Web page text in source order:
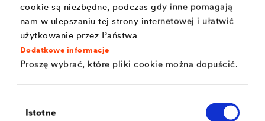
cookie są niezbędne, podczas gdy inne pomagają
nam w ulepszaniu tej strony internetowej i ułatwić
użytkowanie przez Państwa
Dodatkowe informacje
Proszę wybrać, które pliki cookie można dopuścić.
zgody
Istotne
Doskonałe pokrycie krawędzi
Niewrażliwy na zabrudzenia
Nadaje się do zastosowań przemysłowych
(automatyczne szczotki, Vacumat, natryskiwanie
przemysłowe)
Dla ograniczonych wymiarowo i stabilnych